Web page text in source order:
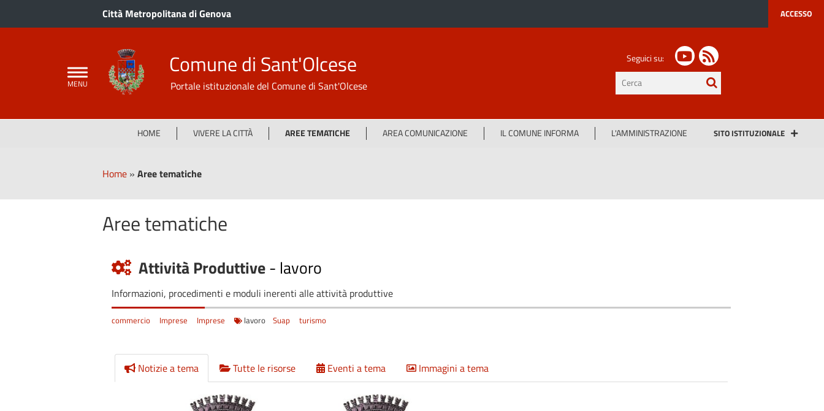
Città Metropolitana di Genova ACCESSO
Comune di Sant'Olcese
Portale istituzionale del Comune di Sant'Olcese
Seguici su:
testo
da
HOME VIVERE LA CITTÀ AREE TEMATICHE AREA COMUNICAZIONE IL COMUNE INFORMA L'AMMINISTRAZIONE SITO ISTITUZIONALE
Home » Aree tematiche
Aree tematiche
Attività Produttive- lavoro
Informazioni, procedimenti e moduli inerenti alle attività produttive
commercio Imprese Imprese lavoro Suap turismo
Notizie a tema Tutte le risorse Eventi a tema Immagini a tema